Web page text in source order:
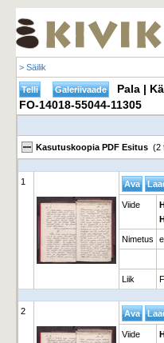
> Säilik
Pala |
FO-14018-55044-11305
Kasutuskoopia PDF Esitus (2
1
Viide
Nimetus
Liik
2
Viide